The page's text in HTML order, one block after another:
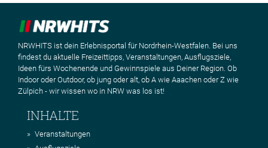
NRWHITS ist dein Erlebnisportal für Nordrhein-Westfalen. Bei uns
findest du aktuelle Freizeittipps, Veranstaltungen, Ausflugsziele,
Ideen fürs Wochenende und Gewinnspiele aus Deiner Region. Ob
Indoor oder Outdoor, ob jung oder alt, ob A wie Aaachen oder Z wie
Zülpich - wir wissen wo in NRW was los ist!
INHALTE
Veranstaltungen